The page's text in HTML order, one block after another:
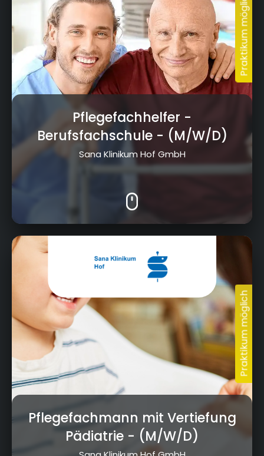
Pflegefachhelfer -
Berufsfachschule- (M/W/D)
Sana Klinikum Hof GmbH
Eppenreuther Straße 9, 95032 Hof
Pflegefachmann mit Vertiefung
Pädiatrie - (M/W/D)